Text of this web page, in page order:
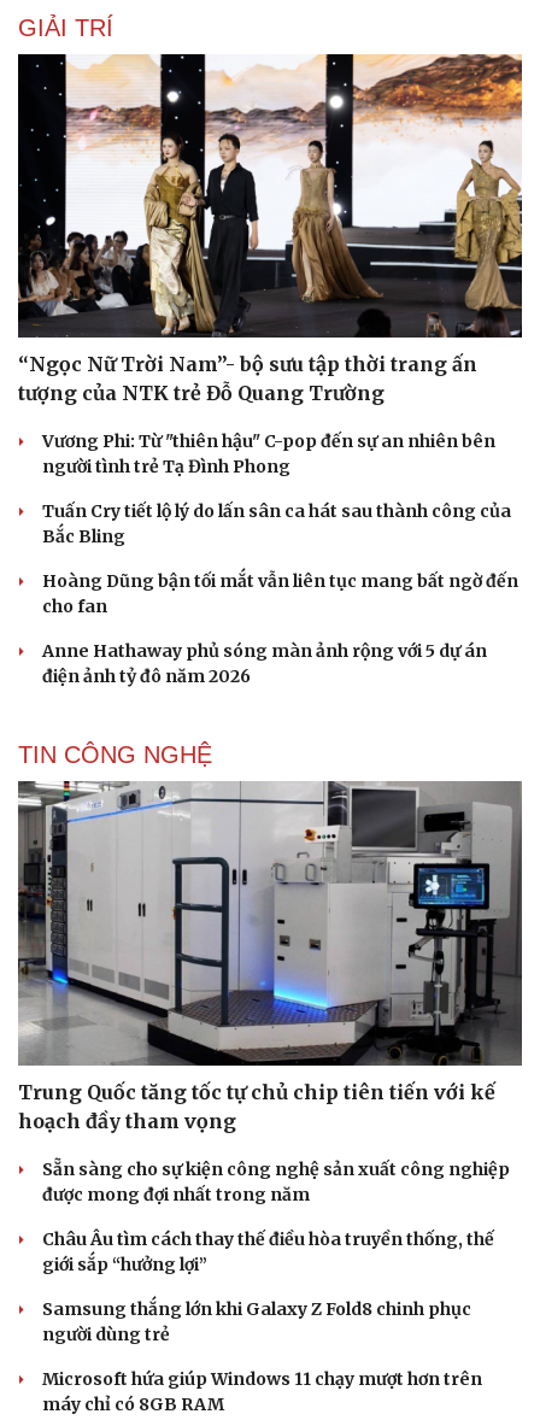
GIẢI TRÍ
“Ngọc Nữ Trời Nam”- bộ sưu tập thời trang ấn
tượng của NTK trẻ Đỗ Quang Trường
Vương Phi: Từ "thiên hậu" C-pop đến sự an nhiên bên
người tình trẻ Tạ Đình Phong
Tuấn Cry tiết lộ lý do lấn sân ca hát sau thành công của
Bắc Bling
Hoàng Dũng bận tối mắt vẫn liên tục mang bất ngờ đến
cho fan
Anne Hathaway phủ sóng màn ảnh rộng với 5 dự án
điện ảnh tỷ đô năm 2026
TIN CÔNG NGHỆ
Trung Quốc tăng tốc tự chủ chip tiên tiến với kế
hoạch đầy tham vọng
Sẵn sàng cho sự kiện công nghệ sản xuất công nghiệp
được mong đợi nhất trong năm
Châu Âu tìm cách thay thế điều hòa truyền thống, thế
giới sắp “hưởng lợi”
Samsung thắng lớn khi Galaxy Z Fold8 chinh phục
người dùng trẻ
Microsoft hứa giúp Windows 11 chạy mượt hơn trên
máy chỉ có 8GB RAM